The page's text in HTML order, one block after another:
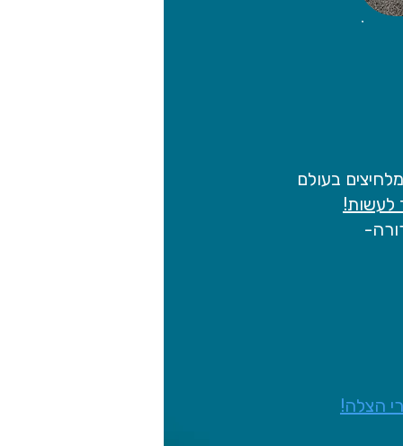
בעולם
לעשות!